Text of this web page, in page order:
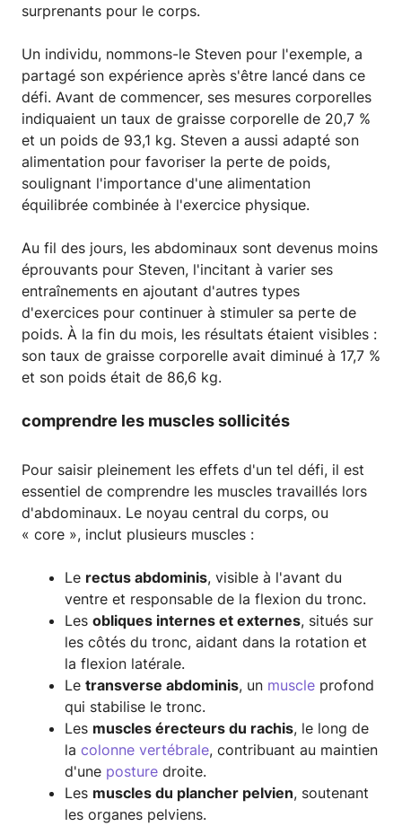
surprenants pour le corps.
Un individu, nommons-le Steven pour l'exemple, a
partagé son expérience après s'être lancé dans ce
défi. Avant de commencer, ses mesures corporelles
indiquaient un taux de graisse corporelle de 20,7 %
et un poids de 93,1 kg. Steven a aussi adapté son
alimentation pour favoriser la perte de poids,
soulignant l'importance d'une alimentation
équilibrée combinée à l'exercice physique.
Au fil des jours, les abdominaux sont devenus moins
éprouvants pour Steven, l'incitant à varier ses
entraînements en ajoutant d'autres types
d'exercices pour continuer à stimuler sa perte de
poids. À la fin du mois, les résultats étaient visibles :
son taux de graisse corporelle avait diminué à 17,7 %
et son poids était de 86,6 kg.
comprendre les muscles sollicités
Pour saisir pleinement les effets d'un tel défi, il est
essentiel de comprendre les muscles travaillés lors
d'abdominaux. Le noyau central du corps, ou
« core », inclut plusieurs muscles :
Le rectus abdominis, visible à l'avant du
ventre et responsable de la flexion du tronc.
Les obliques internes et externes, situés sur
les côtés du tronc, aidant dans la rotation et
la flexion latérale.
Le transverse abdominis, un muscle profond
qui stabilise le tronc.
Les muscles érecteurs du rachis, le long de
la colonne vertébrale, contribuant au maintien
d'une posture droite.
Les muscles du plancher pelvien, soutenant
les organes pelviens.